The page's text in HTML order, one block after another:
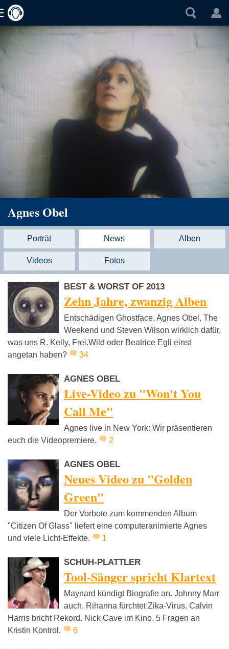
Agnes Obel
Porträt News Alben
Videos Fotos
BEST & WORST OF 2013
Zehn Jahre, zwanzig Alben
Entschädigen Ghostface, Agnes Obel, The
Weekend und Steven Wilson wirklich dafür,
was uns R. Kelly, Frei.Wild oder Beatrice Egli einst
angetan haben?
34
AGNES OBEL
Live-Video zu "Won't You
Call Me"
Agnes live in New York: Wir präsentieren
euch die Videopremiere.
2
AGNES OBEL
Neues Video zu "Golden
Green"
Der Vorbote zum kommenden Album
"Citizen Of Glass" liefert eine computeranimierte Agnes
und viele Licht-Effekte.
1
SCHUH-PLATTLER
Tool-Sänger spricht Klartext
Maynard kündigt Biografie an. Johnny Marr
auch. Rihanna fürchtet Zika-Virus. Calvin
Harris bricht Rekord. Nick Cave im Kino. 5 Fragen an
Kristin Kontrol.
6